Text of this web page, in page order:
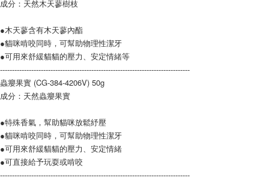
成分：天然木天蓼樹枝
●木天蓼含有木天蓼內酯
●貓咪啃咬同時，可幫助物理性潔牙
●可用來舒緩貓貓的壓力、安定情緒等
-------------------------------------------------------------------------------
蟲癭果實 (CG-384-4206V) 50g
成分：天然蟲癭果實
●特殊香氣，幫助貓咪放鬆紓壓
●貓咪啃咬同時，可幫助物理性潔牙
●可用來舒緩貓貓的壓力、安定情緒
●可直接給予玩耍或啃咬
-------------------------------------------------------------------------------